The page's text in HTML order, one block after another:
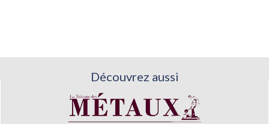
Découvrez aussi